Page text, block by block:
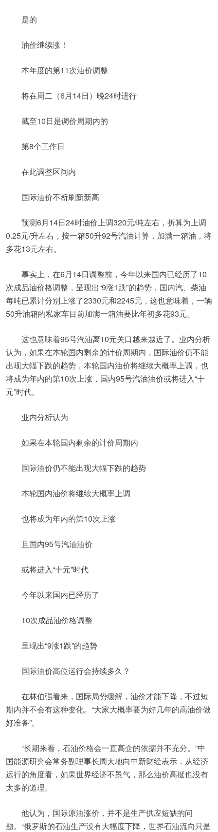
是的
油价继续涨！
本年度的第11次油价调整
将在周二（6月14日）晚24时进行
截至10日是调价周期内的
第8个工作日
在此调整区间内
国际油价不断刷新新高
预测6月14日24时油价上调320元/吨左右，折算为上调
0.25元/升左右，按一箱50升92号汽油计算，加满一箱油，将
多花13元左右。
事实上，在6月14日调整前，今年以来国内已经历了10
次成品油价格调整，呈现出“9涨1跌”的趋势，国内汽、柴油
每吨已累计分别上涨了2330元和2245元，这也意味着，一辆
50升油箱的私家车目前加满一箱油要比年初多花93元。
这也意味着95号汽油离10元关口越来越近了。业内分析
认为，如果在本轮国内剩余的计价周期内，国际油价仍不能
出现大幅下跌的趋势，本轮国内油价将继续大概率上调，也
将成为年内的第10次上涨，国内95号汽油油价或将进入“十
元”时代。
业内分析认为
如果在本轮国内剩余的计价周期内
国际油价仍不能出现大幅下跌的趋势
本轮国内油价将继续大概率上调
也将成为年内的第10次上涨
且国内95号汽油油价
或将进入“十元”时代
今年以来国内已经历了
10次成品油价格调整
呈现出“9涨1跌”的趋势
国际油价高位运行会持续多久？
在林伯强看来，国际局势缓解，油价才能下降，不过短
期内并不会有这种变化。“大家大概率要为好几年的高油价做
好准备”。
“长期来看，石油价格会一直高企的依据并不充分。”中
国能源研究会常务副理事长周大地向中新财经表示，从经济
运行的角度看，如果世界经济不景气，那么油价高挺也没有
太多的道理。
他认为，国际原油涨价，并不是生产供应短缺的问
题。“俄罗斯的石油生产没有大幅度下降，世界石油流向只是